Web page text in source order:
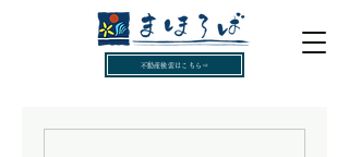
不動産検索はこちら⇒